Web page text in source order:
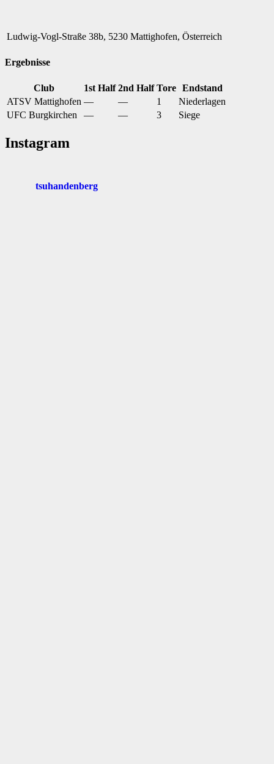
Ludwig-Vogl-Straße 38b, 5230 Mattighofen, Österreich
Ergebnisse
Club 1st Half 2nd Half Tore Endstand
ATSV Mattighofen — — 1
Niederlagen
UFC Burgkirchen
— — 3 Siege
Instagram
tsuhandenberg